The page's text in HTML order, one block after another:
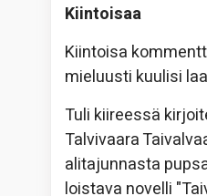
Kiintoisaa
Kiintoisa
mieluusti kuulisi
Tuli kiireessä
Talvivaara
alitajunnasta
loistava novelli